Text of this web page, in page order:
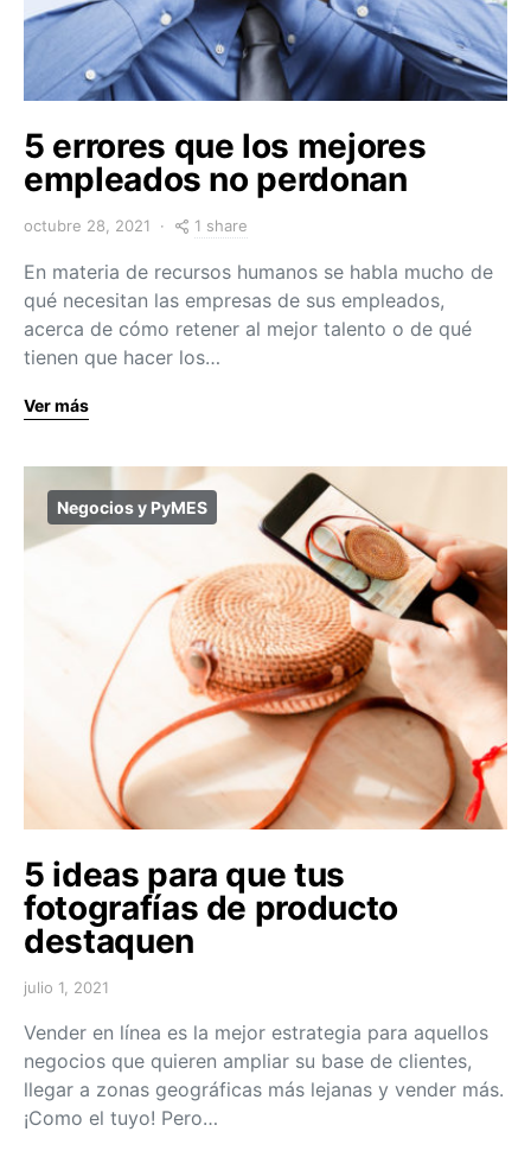
5 errores que los mejores
empleados no perdonan
octubre 28, 2021 1 share
En materia de recursos humanos se habla mucho de
qué necesitan las empresas de sus empleados,
acerca de cómo retener al mejor talento o de qué
tienen que hacer los…
Ver más
Negocios y PyMES
5 ideas para que tus
fotografías de producto
destaquen
julio 1, 2021
Vender en línea es la mejor estrategia para aquellos
negocios que quieren ampliar su base de clientes,
llegar a zonas geográficas más lejanas y vender más.
¡Como el tuyo! Pero…